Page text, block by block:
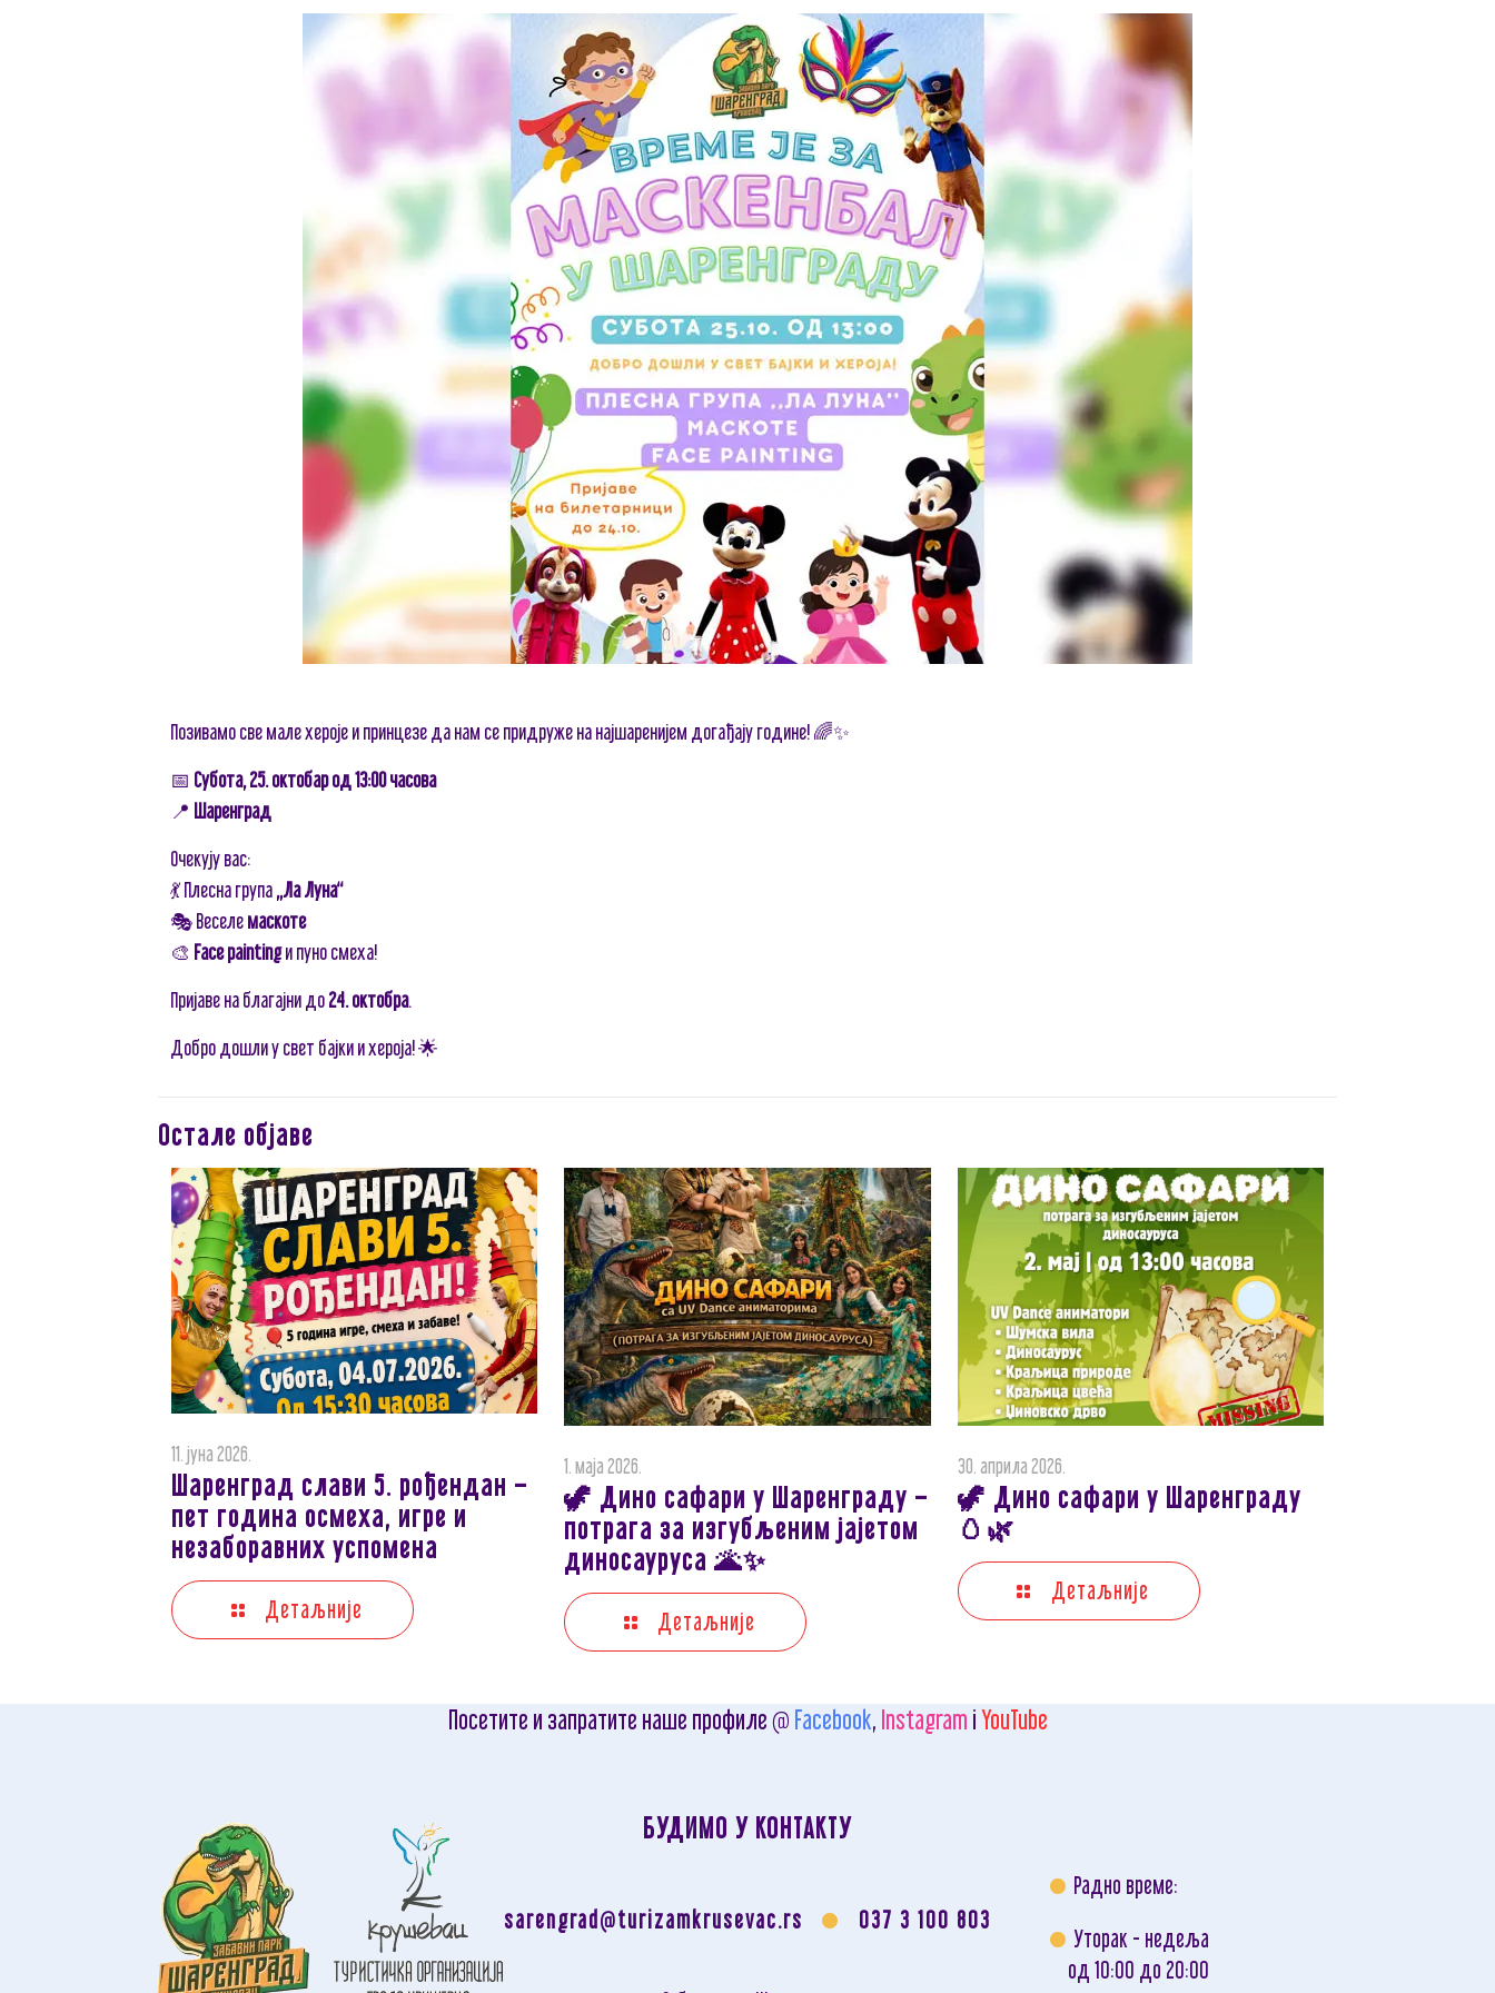
Позивамо све мале хероје и принцезе да нам се придруже на најшаренијем догађају године! 🌈✨
📅 Субота, 25. октобар од 13:00 часова
📍 Шаренград
Очекују вас:
💃 Плесна група„Ла Луна“
🎭 Веселемаскоте
🎨 Face paintingи пуно смеха!
Пријаве на благајни до24. октобра.
Добро дошли у свет бајки и хероја! 🌟
Остале објаве
11. јуна 2026.
Шаренград слави 5. рођендан –
пет година осмеха, игре и
незаборавних успомена
Детаљније
1. маја 2026.
🦖 Дино сафари у Шаренграду –
потрага за изгубљеним јајетом
диносауруса 🌋✨
Детаљније
30. априла 2026.
🦖 Дино сафари у Шаренграду
🥚🌿
Детаљније
Посетите и запратите наше профиле @ Facebook, Instagram iYouTube
БУДИМО У КОНТАКТУ
sarengrad@turizamkrusevac.rs 037 3 100 803
Радно време:
Уторак - недеља
од 10:00 до 20:00